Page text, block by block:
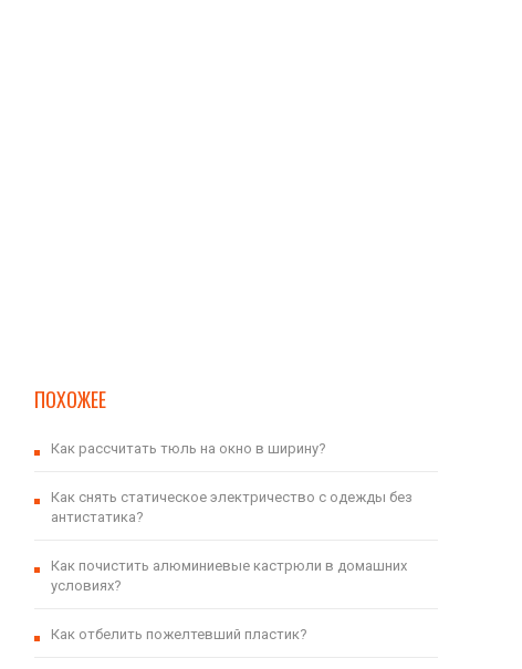
ПОХОЖЕЕ
Как рассчитать тюль на окно в ширину?
Как снять статическое электричество с одежды без
антистатика?
Как почистить алюминиевые кастрюли в домашних
условиях?
Как отбелить пожелтевший пластик?